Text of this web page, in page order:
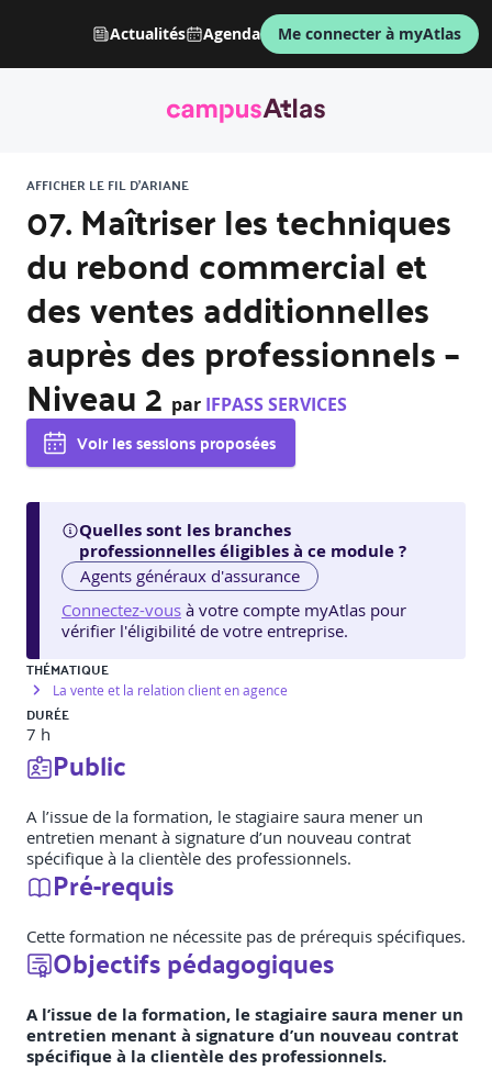
Actualités Agenda Me connecter à myAtlas
AFFICHER LE FIL D'ARIANE
07. Maîtriser les techniques
du rebond commercial et
des ventes additionnelles
auprès des professionnels –
Niveau 2 par IFPASS SERVICES
Voir les sessions proposées
Quelles sont les branches
professionnelles éligibles à ce module ?
Agents généraux d'assurance
Connectez-vous à votre compte myAtlas pour
vérifier l'éligibilité de votre entreprise.
THÉMATIQUE
La vente et la relation client en agence
DURÉE
7 h
Public
A l’issue de la formation, le stagiaire saura mener un
entretien menant à signature d’un nouveau contrat
spécifique à la clientèle des professionnels.
Pré-requis
Cette formation ne nécessite pas de prérequis spécifiques.
Objectifs pédagogiques
A l’issue de la formation, le stagiaire saura mener un
entretien menant à signature d’un nouveau contrat
spécifique à la clientèle des professionnels.